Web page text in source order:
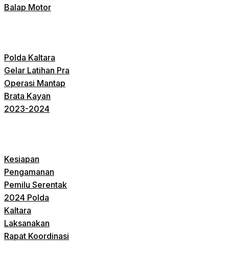
Balap Motor
Polda Kaltara
Gelar Latihan Pra
Operasi Mantap
Brata Kayan
2023-2024
Kesiapan
Pengamanan
Pemilu Serentak
2024 Polda
Kaltara
Laksanakan
Rapat Koordinasi